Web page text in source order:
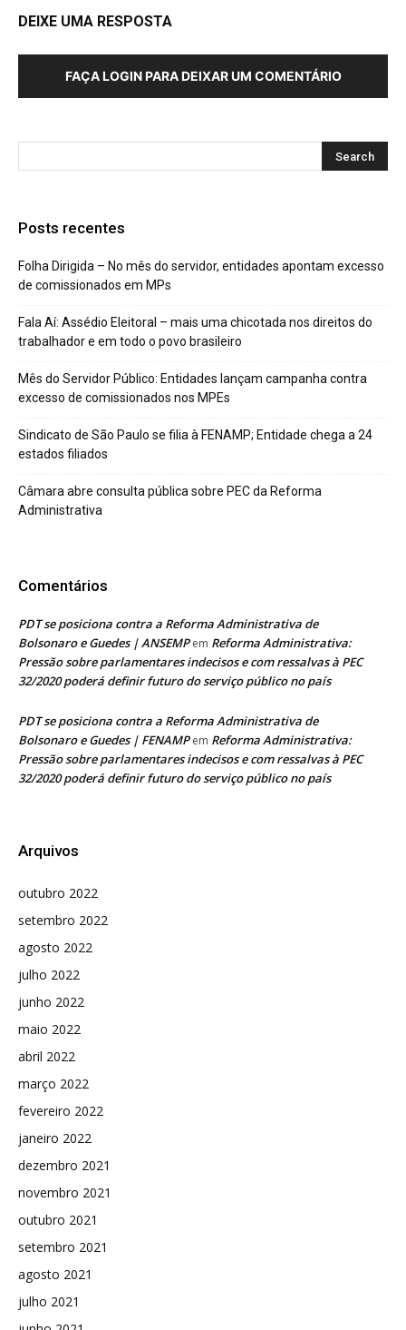
DEIXE UMA RESPOSTA
FAÇA LOGIN PARA DEIXAR UM COMENTÁRIO
Posts recentes
Folha Dirigida – No mês do servidor, entidades apontam excesso
de comissionados em MPs
Fala Aí: Assédio Eleitoral – mais uma chicotada nos direitos do
trabalhador e em todo o povo brasileiro
Mês do Servidor Público: Entidades lançam campanha contra
excesso de comissionados nos MPEs
Sindicato de São Paulo se filia à FENAMP; Entidade chega a 24
estados filiados
Câmara abre consulta pública sobre PEC da Reforma
Administrativa
Comentários
PDT se posiciona contra a Reforma Administrativa de
Bolsonaro e Guedes | ANSEMPem Reforma Administrativa:
Pressão sobre parlamentares indecisos e com ressalvas à PEC
32/2020 poderá definir futuro do serviço público no país
PDT se posiciona contra a Reforma Administrativa de
Bolsonaro e Guedes | FENAMPem Reforma Administrativa:
Pressão sobre parlamentares indecisos e com ressalvas à PEC
32/2020 poderá definir futuro do serviço público no país
Arquivos
outubro 2022
setembro 2022
agosto 2022
julho 2022
junho 2022
maio 2022
abril 2022
março 2022
fevereiro 2022
janeiro 2022
dezembro 2021
novembro 2021
outubro 2021
setembro 2021
agosto 2021
julho 2021